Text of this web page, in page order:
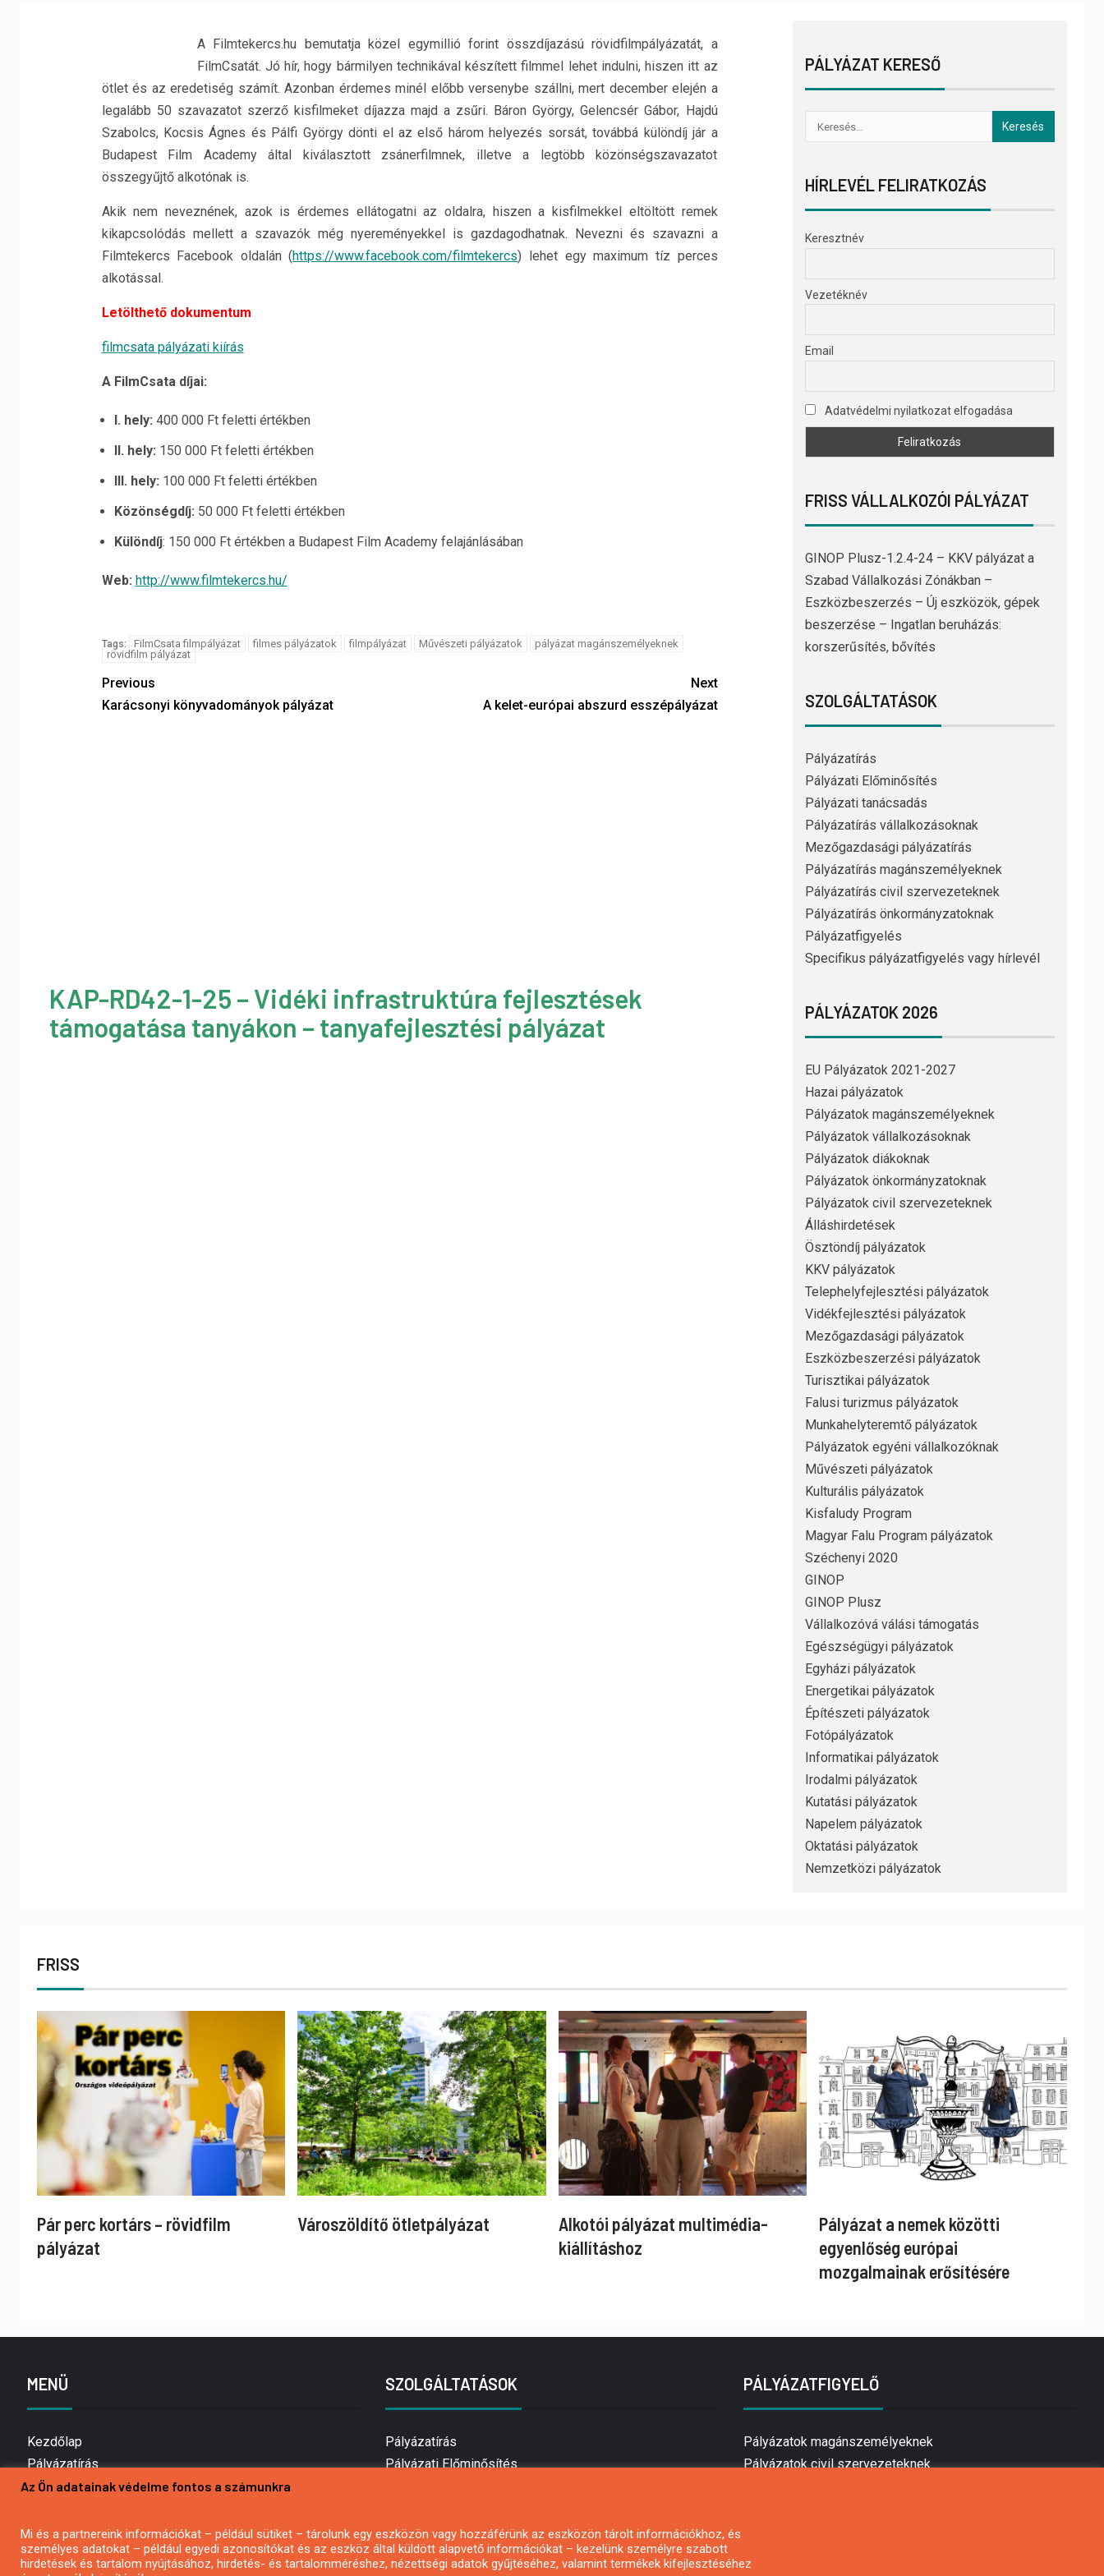
A Filmtekercs.hu bemutatja közel egymillió forint összdíjazású rövidfilmpályázatát, a
FilmCsatát. Jó hír, hogy bármilyen technikával készített filmmel lehet indulni, hiszen itt az
ötlet és az eredetiség számít. Azonban érdemes minél előbb versenybe szállni, mert december elején a
legalább 50 szavazatot szerző kisfilmeket díjazza majd a zsűri. Báron György, Gelencsér Gábor, Hajdú
Szabolcs, Kocsis Ágnes és Pálfi György dönti el az első három helyezés sorsát, továbbá különdíj jár a
Budapest Film Academy által kiválasztott zsánerfilmnek, illetve a legtöbb közönségszavazatot
összegyűjtő alkotónak is.
Akik nem neveznének, azok is érdemes ellátogatni az oldalra, hiszen a kisfilmekkel eltöltött remek
kikapcsolódás mellett a szavazók még nyereményekkel is gazdagodhatnak. Nevezni és szavazni a
Filmtekercs Facebook oldalán (https://www.facebook.com/filmtekercs) lehet egy maximum tíz perces
alkotással.
Letölthető dokumentum
filmcsata pályázati kiírás
A FilmCsata díjai:
I. hely: 400 000 Ft feletti értékben
II. hely: 150 000 Ft feletti értékben
III. hely: 100 000 Ft feletti értékben
Közönségdíj: 50 000 Ft feletti értékben
Különdíj: 150 000 Ft értékben a Budapest Film Academy felajánlásában
Web: http://www.filmtekercs.hu/
Tags: FilmCsata filmpályázat filmes pályázatok filmpályázat Művészeti pályázatok
pályázat magánszemélyeknek
rövidfilm pályázat
Previous
Karácsonyi könyvadományok pályázat
Next
A kelet-európai abszurd esszépályázat
KAP-RD42-1-25 – Vidéki infrastruktúra fejlesztések
támogatása tanyákon – tanyafejlesztési pályázat
PÁLYÁZAT KERESŐ
HÍRLEVÉL FELIRATKOZÁS
Keresztnév
Vezetéknév
Email
Adatvédelmi nyilatkozat elfogadása
FRISS VÁLLALKOZÓI PÁLYÁZAT
GINOP Plusz-1.2.4-24 – KKV pályázat a
Szabad Vállalkozási Zónákban –
Eszközbeszerzés – Új eszközök, gépek
beszerzése – Ingatlan beruházás:
korszerűsítés, bővítés
SZOLGÁLTATÁSOK
Pályázatírás
Pályázati Előminősítés
Pályázati tanácsadás
Pályázatírás vállalkozásoknak
Mezőgazdasági pályázatírás
Pályázatírás magánszemélyeknek
Pályázatírás civil szervezeteknek
Pályázatírás önkormányzatoknak
Pályázatfigyelés
Specifikus pályázatfigyelés vagy hírlevél
PÁLYÁZATOK 2026
EU Pályázatok 2021-2027
Hazai pályázatok
Pályázatok magánszemélyeknek
Pályázatok vállalkozásoknak
Pályázatok diákoknak
Pályázatok önkormányzatoknak
Pályázatok civil szervezeteknek
Álláshirdetések
Ösztöndíj pályázatok
KKV pályázatok
Telephelyfejlesztési pályázatok
Vidékfejlesztési pályázatok
Mezőgazdasági pályázatok
Eszközbeszerzési pályázatok
Turisztikai pályázatok
Falusi turizmus pályázatok
Munkahelyteremtő pályázatok
Pályázatok egyéni vállalkozóknak
Művészeti pályázatok
Kulturális pályázatok
Kisfaludy Program
Magyar Falu Program pályázatok
Széchenyi 2020
GINOP
GINOP Plusz
Vállalkozóvá válási támogatás
Egészségügyi pályázatok
Egyházi pályázatok
Energetikai pályázatok
Építészeti pályázatok
Fotópályázatok
Informatikai pályázatok
Irodalmi pályázatok
Kutatási pályázatok
Napelem pályázatok
Oktatási pályázatok
Nemzetközi pályázatok
FRISS
Pár perc kortárs – rövidfilm
pályázat
Városzöldítő ötletpályázat
Alkotói pályázat multimédia-
kiállításhoz
Pályázat a nemek közötti
egyenlőség európai
mozgalmainak erősítésére
MENÜ
Kezdőlap
Pályázatírás
Bemutatkozás
Hírlevél feliratkozás
Impresszum
SZOLGÁLTATÁSOK
Pályázatírás
Pályázati Előminősítés
Mezőgazdasági pályázatírás
Pályázatírás magánszemélyeknek
PÁLYÁZATFIGYELŐ
Pályázatok magánszemélyeknek
Pályázatok civil szervezeteknek
Az Ön adatainak védelme fontos a számunkra
Mi és a partnereink információkat – például sütiket – tárolunk egy eszközön vagy hozzáférünk az eszközön tárolt információkhoz, és
személyes adatokat – például egyedi azonosítókat és az eszköz által küldött alapvető információkat – kezelünk személyre szabott
hirdetések és tartalom nyújtásához, hirdetés- és tartalomméréshez, nézettségi adatok gyűjtéséhez, valamint termékek kifejlesztéséhez